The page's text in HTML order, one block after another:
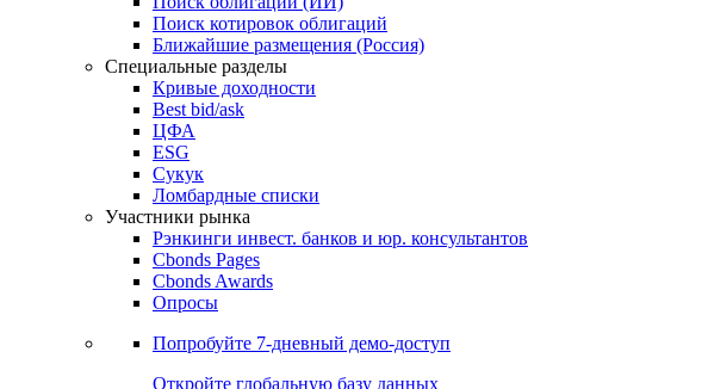
Облигации
Поиски
Поиск облигаций & Карты рынка
Поиск облигаций (ИИ)
Поиск котировок облигаций
Ближайшие размещения (Россия)
Специальные разделы
Кривые доходности
Best bid/ask
ЦФА
ESG
Сукук
Ломбардные списки
Участники рынка
Рэнкинги инвест. банков и юр. консультантов
Cbonds Pages
Cbonds Awards
Опросы